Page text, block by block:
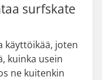
surfskate
käyttöikää, joten
kuinka usein
ne kuitenkin